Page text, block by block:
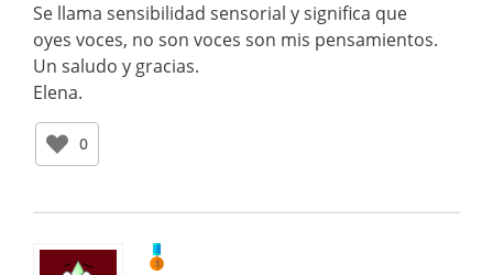
Se llama sensibilidad sensorial y significa que
oyes voces, no son voces son mis pensamientos.
Un saludo y gracias.
Elena.
0